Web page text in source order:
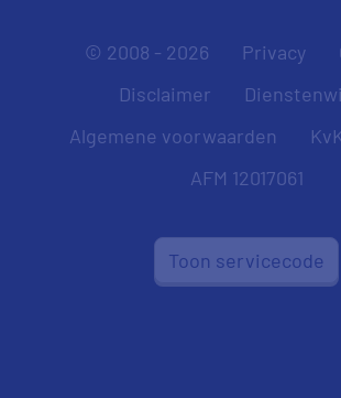
© 2008 - 2026 Privacy
Disclaimer
Algemene voorwaarden
AFM 12017061
Toon servicecode